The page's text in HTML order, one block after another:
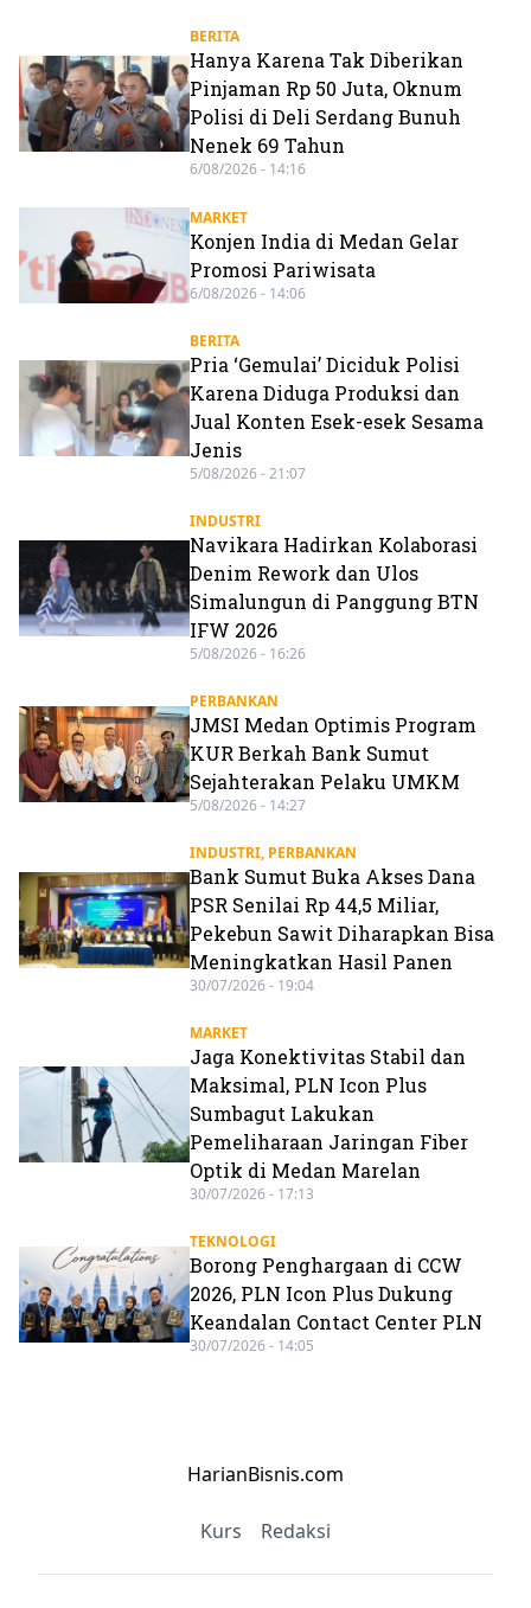
BERITA
Hanya Karena Tak Diberikan
Pinjaman Rp 50 Juta, Oknum
Polisi di Deli Serdang Bunuh
Nenek 69 Tahun
6/08/2026 - 14:16
MARKET
Konjen India di Medan Gelar
Promosi Pariwisata
6/08/2026 - 14:06
BERITA
Pria ‘Gemulai’ Diciduk Polisi
Karena Diduga Produksi dan
Jual Konten Esek-esek Sesama
Jenis
5/08/2026 - 21:07
INDUSTRI
Navikara Hadirkan Kolaborasi
Denim Rework dan Ulos
Simalungun di Panggung BTN
IFW 2026
5/08/2026 - 16:26
PERBANKAN
JMSI Medan Optimis Program
KUR Berkah Bank Sumut
Sejahterakan Pelaku UMKM
5/08/2026 - 14:27
INDUSTRI, PERBANKAN
Bank Sumut Buka Akses Dana
PSR Senilai Rp 44,5 Miliar,
Pekebun Sawit Diharapkan Bisa
Meningkatkan Hasil Panen
30/07/2026 - 19:04
MARKET
Jaga Konektivitas Stabil dan
Maksimal, PLN Icon Plus
Sumbagut Lakukan
Pemeliharaan Jaringan Fiber
Optik di Medan Marelan
30/07/2026 - 17:13
TEKNOLOGI
Borong Penghargaan di CCW
2026, PLN Icon Plus Dukung
Keandalan Contact Center PLN
30/07/2026 - 14:05
HarianBisnis.com
Kurs Redaksi